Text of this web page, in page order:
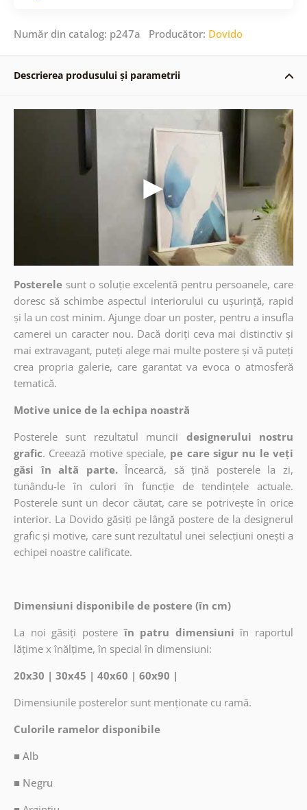
Număr din catalog: p247a Producător: Dovido
Descrierea produsului și parametrii
Posterele sunt o soluție excelentă pentru persoanele, care
doresc să schimbe aspectul interiorului cu ușurință, rapid
și la un cost minim. Ajunge doar un poster, pentru a insufla
camerei un caracter nou. Dacă doriți ceva mai distinctiv și
mai extravagant, puteți alege mai multe postere și vă puteți
crea propria galerie, care garantat va evoca o atmosferă
tematică.
Motive unice de la echipa noastră
Posterele sunt rezultatul muncii
designerului nostru
grafic. Creează motive speciale, pe care sigur nu le veți
găsi în altă parte. Încearcă, să țină posterele la zi,
tunându-le în culori în funcție de tendințele actuale.
Posterele sunt un decor căutat, care se potrivește în orice
interior. La Dovido găsiți pe lângă postere de la designerul
grafic și motive, care sunt rezultatul unei selecțiuni onești a
echipei noastre calificate.
Dimensiuni disponibile de postere (în cm)
La noi găsiți postere în patru dimensiuni în raportul
lățime x înălțime, în special în dimensiuni:
20x30 | 30x45 | 40x60 | 60x90 |
Dimensiunile posterelor sunt menționate cu ramă.
Culorile ramelor disponibile
■ Alb
■ Negru